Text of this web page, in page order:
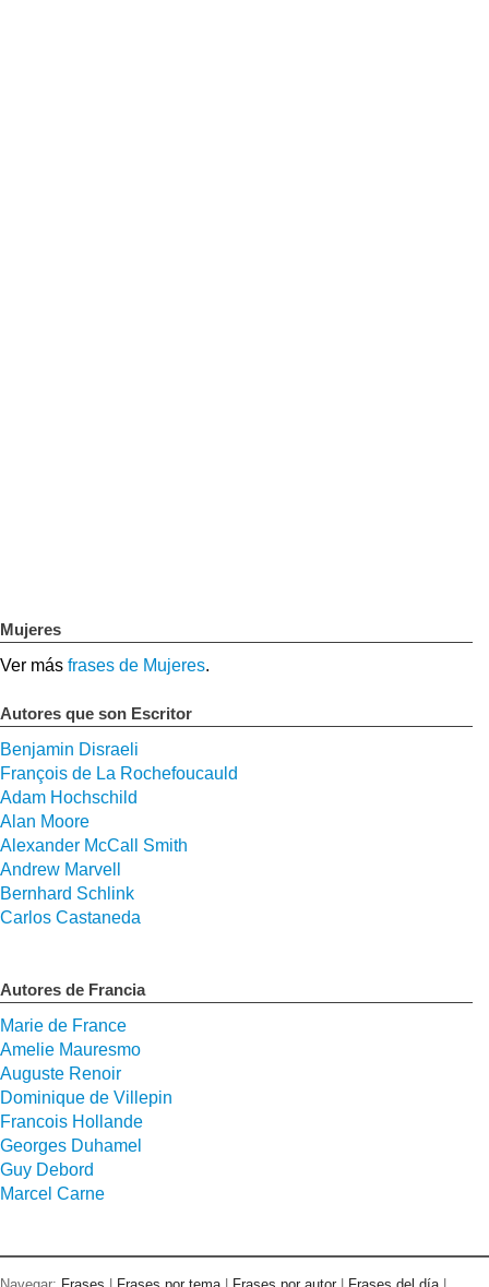
Mujeres
Ver más frases de Mujeres.
Autores que son Escritor
Benjamin Disraeli
François de La Rochefoucauld
Adam Hochschild
Alan Moore
Alexander McCall Smith
Andrew Marvell
Bernhard Schlink
Carlos Castaneda
Autores de Francia
Marie de France
Amelie Mauresmo
Auguste Renoir
Dominique de Villepin
Francois Hollande
Georges Duhamel
Guy Debord
Marcel Carne